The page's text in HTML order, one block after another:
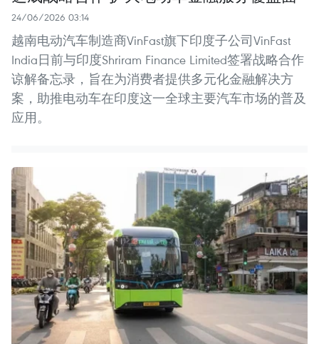
24/06/2026 03:14
越南电动汽车制造商VinFast旗下印度子公司VinFast
India日前与印度Shriram Finance Limited签署战略合作
谅解备忘录，旨在为消费者提供多元化金融解决方
案，助推电动车在印度这一全球主要汽车市场的普及
应用。